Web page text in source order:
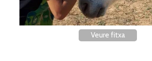
Veure fitxa